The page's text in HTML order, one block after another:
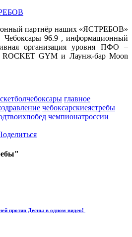
партнёр наших «ЯСТРЕБОВ»
96.9 , информационный
организация уровня ПФО –
ROCKET GYM и Лаунж-бар Moon
главное
чебоксарскиеястребы
чемпионатроссии
против Десны в одном видео!